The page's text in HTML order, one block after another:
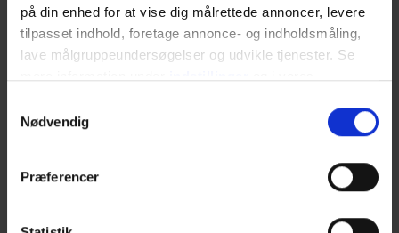
på din enhed for at vise dig målrettede annoncer, levere
tilpasset indhold, foretage annonce- og indholdsmåling,
lave målgruppeundersøgelser og udvikle tjenester. Se
tilbage eller ændre indstillinger fra vores
"Cookiedeklaration", eller ved at trykke på "Privacy
Nødvendig
Præferencer
Nyhedsbreve
Odsherred Erhvervsforum
Soloselvstændignetværk
Uddannelse & kurser